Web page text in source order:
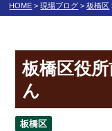
HOME >現場ブログ >板橋区
板橋区役
ん
板橋区